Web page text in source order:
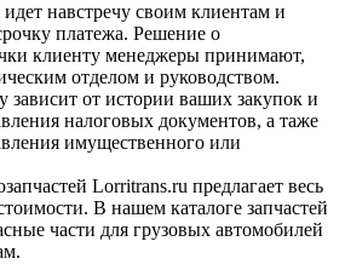
навстречу своим клиентам и
платежа. Решение о
клиенту менеджеры принимают,
отделом и руководством.
зависит от истории ваших закупок и
налоговых документов, а таже
имущественного или
Lorritrans.ru предлагает весь
В нашем каталоге запчастей
части для грузовых автомобилей